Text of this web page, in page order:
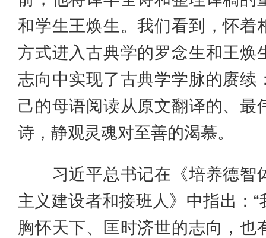
和学生王焕生。我们看到，怀着
方式进入古典学的罗念生和王焕
志向中实现了古典学学脉的赓续
己的母语阅读从原文翻译的、最
诗，静观灵魂对至善的渴慕。
习近平总书记在《培养德智
主义建设者和接班人》中指出：
胸怀天下、匡时济世的志向，也